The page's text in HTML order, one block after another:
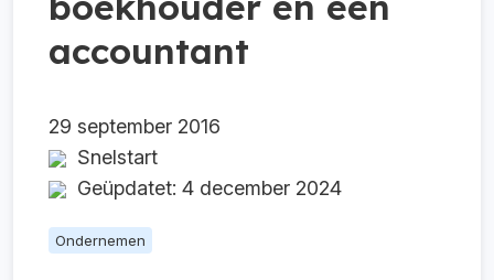
accountant
29 september 2016
Snelstart
Geüpdatet: 4 december 2024
Ondernemen